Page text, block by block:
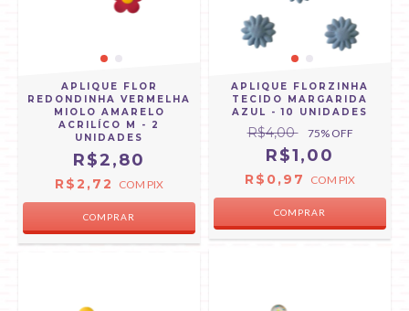
APLIQUE FLOR
REDONDINHA VERMELHA
MIOLO AMARELO
ACRILÍCO M - 2
UNIDADES
R$2,80
R$2,72 COM PIX
APLIQUE FLORZINHA
TECIDO MARGARIDA
AZUL - 10 UNIDADES
R$4,00 75% OFF
R$1,00
R$0,97 COM PIX